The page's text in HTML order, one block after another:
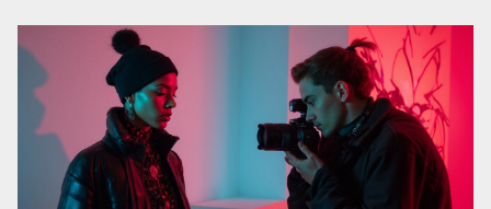
bietet hilfreiche Tipps für den Einstieg.